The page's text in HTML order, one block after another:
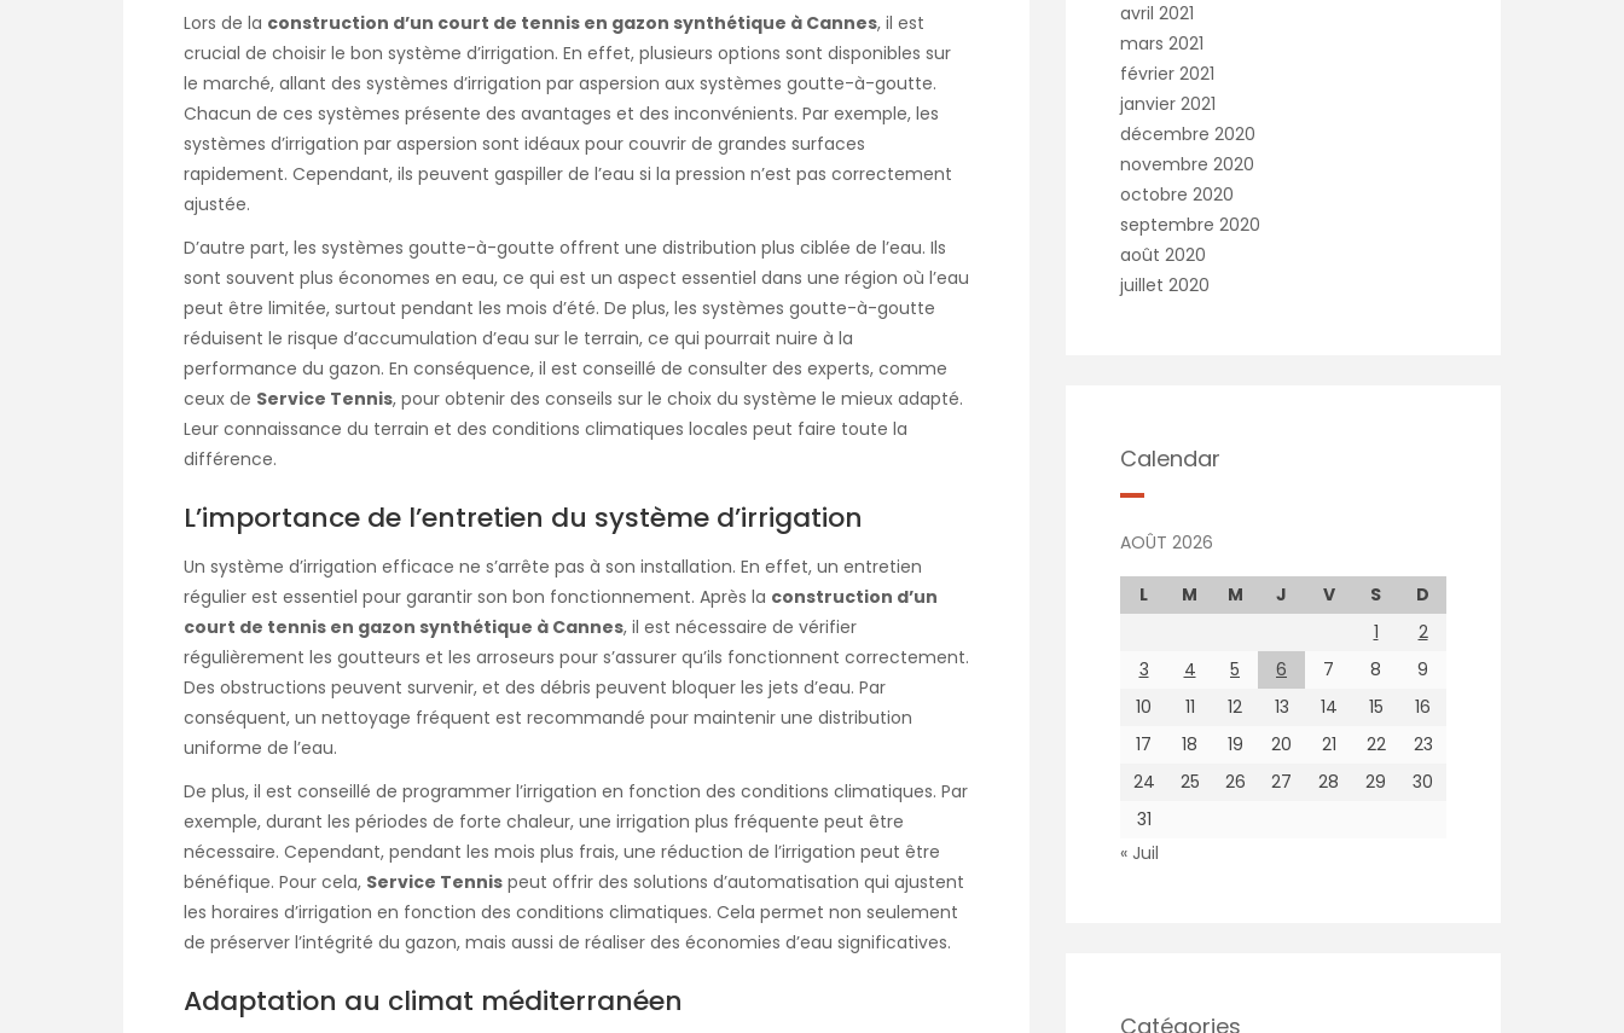
Lors de la construction d’un court de tennis en gazon synthétique à Cannes, il est
crucial de choisir le bon système d’irrigation. En effet, plusieurs options sont disponibles sur
le marché, allant des systèmes d’irrigation par aspersion aux systèmes goutte-à-goutte.
Chacun de ces systèmes présente des avantages et des inconvénients. Par exemple, les
systèmes d’irrigation par aspersion sont idéaux pour couvrir de grandes surfaces
rapidement. Cependant, ils peuvent gaspiller de l’eau si la pression n’est pas correctement
ajustée.
D’autre part, les systèmes goutte-à-goutte offrent une distribution plus ciblée de l’eau. Ils
sont souvent plus économes en eau, ce qui est un aspect essentiel dans une région où l’eau
peut être limitée, surtout pendant les mois d’été. De plus, les systèmes goutte-à-goutte
réduisent le risque d’accumulation d’eau sur le terrain, ce qui pourrait nuire à la
performance du gazon. En conséquence, il est conseillé de consulter des experts, comme
ceux de Service Tennis, pour obtenir des conseils sur le choix du système le mieux adapté.
Leur connaissance du terrain et des conditions climatiques locales peut faire toute la
différence.
L’importance de l’entretien du système d’irrigation
Un système d’irrigation efficace ne s’arrête pas à son installation. En effet, un entretien
régulier est essentiel pour garantir son bon fonctionnement. Après la construction d’un
court de tennis en gazon synthétique à Cannes, il est nécessaire de vérifier
régulièrement les goutteurs et les arroseurs pour s’assurer qu’ils fonctionnent correctement.
Des obstructions peuvent survenir, et des débris peuvent bloquer les jets d’eau. Par
conséquent, un nettoyage fréquent est recommandé pour maintenir une distribution
uniforme de l’eau.
De plus, il est conseillé de programmer l’irrigation en fonction des conditions climatiques. Par
exemple, durant les périodes de forte chaleur, une irrigation plus fréquente peut être
nécessaire. Cependant, pendant les mois plus frais, une réduction de l’irrigation peut être
bénéfique. Pour cela, Service Tennis peut offrir des solutions d’automatisation qui ajustent
les horaires d’irrigation en fonction des conditions climatiques. Cela permet non seulement
de préserver l’intégrité du gazon, mais aussi de réaliser des économies d’eau significatives.
Adaptation au climat méditerranéen
avril 2021
mars 2021
février 2021
janvier 2021
décembre 2020
novembre 2020
octobre 2020
septembre 2020
août 2020
juillet 2020
Calendar
AOÛT 2026
L M M J V S
D
1
2
3
4 5 6 7 8
9
10
11 12 13 14 15
16
17
18 19 20 21 22
23
24
25 26 27 28 29
30
31
« Juil
Catégories